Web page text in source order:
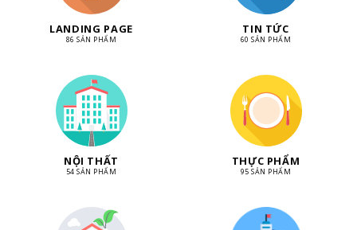
LANDING PAGE
86 SẢN PHẨM
TIN TỨC
60 SẢN PHẨM
NỘI THẤT
54 SẢN PHẨM
THỰC PHẨM
95 SẢN PHẨM